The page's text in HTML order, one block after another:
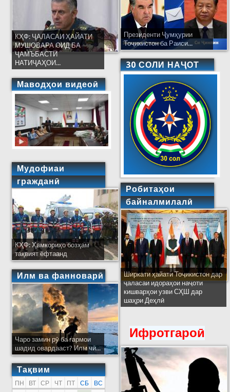
КҲФ: ҶАЛАСАИ ҲАЙАТИ
МУШОВАРА ОИД БА
ҶАМЪБАСТИ
НАТИҶАҲОИ...
Маводҳои видеоӣ
Мудофиаи
гражданӣ
КҲФ: Ҳамкориҳо бозҳам
тақвият ёфтаанд
Илм ва фанноварӣ
Чаро замин рӯ ба гармои
шадид овардааст? Илм чӣ...
Тақвим
ПН ВТ СР ЧТ ПТ СБ
ВС
Президенти Ҷумҳурии
Тоҷикистон ба Раиси...
30 СОЛИ НАҶОТ
Робитаҳои
байналмилалӣ
Ширкати ҳайати Тоҷикистон дар
ҷаласаи идораҳои наҷоти
кишварҳои узви СҲШ дар
шаҳри Деҳлӣ
Ифротгароӣ